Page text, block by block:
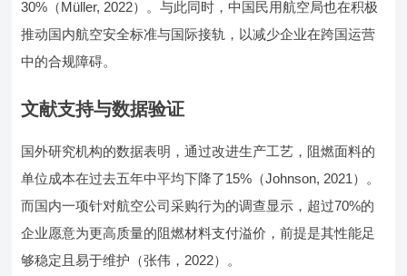
30%（Müller, 2022）。与此同时，中国民用航空局也在积极
推动国内航空安全标准与国际接轨，以减少企业在跨国运营
中的合规障碍。
文献支持与数据验证
国外研究机构的数据表明，通过改进生产工艺，阻燃面料的
单位成本在过去五年中平均下降了15%（Johnson, 2021）。
而国内一项针对航空公司采购行为的调查显示，超过70%的
企业愿意为更高质量的阻燃材料支付溢价，前提是其性能足
够稳定且易于维护（张伟，2022）。